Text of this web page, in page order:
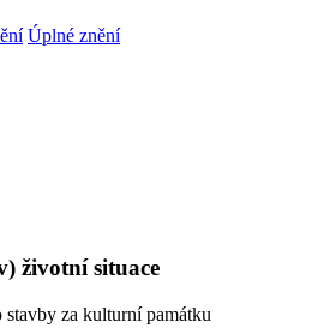
Úplné znění
životní situace
stavby za kulturní památku